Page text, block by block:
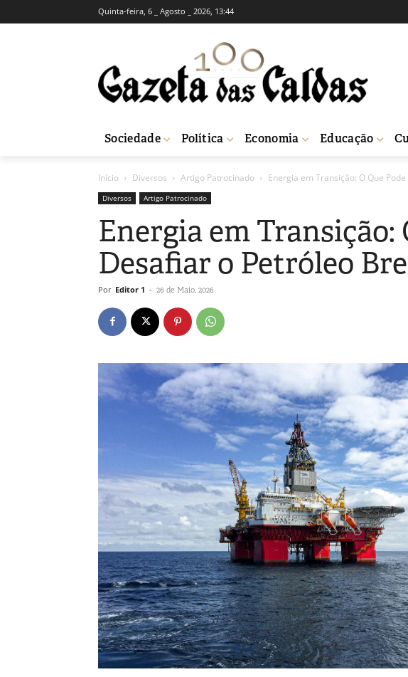
Quinta-feira, 6 _ Agosto _ 2026, 13:44
Sociedade Política Economia Educação
Início Diversos Artigo Patrocinado Energia em Transição: O Que
Diversos Artigo Patrocinado
Energia em Transição:
Desafiar o Petróleo
Por Editor 1 - 26 de Maio, 2026